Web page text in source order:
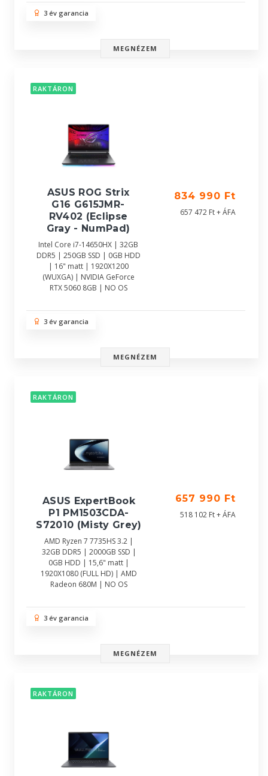
3 év garancia
MEGNÉZEM
RAKTÁRON
ASUS ROG Strix
G16 G615JMR-
RV402 (Eclipse
Gray - NumPad)
Intel Core i7-14650HX | 32GB
DDR5 | 250GB SSD | 0GB HDD
| 16" matt | 1920X1200
(WUXGA) | NVIDIA GeForce
RTX 5060 8GB | NO OS
834 990 Ft
657 472 Ft + ÁFA
3 év garancia
MEGNÉZEM
RAKTÁRON
ASUS ExpertBook
P1 PM1503CDA-
S72010 (Misty Grey)
AMD Ryzen 7 7735HS 3.2 |
32GB DDR5 | 2000GB SSD |
0GB HDD | 15,6" matt |
1920X1080 (FULL HD) | AMD
Radeon 680M | NO OS
657 990 Ft
518 102 Ft + ÁFA
3 év garancia
MEGNÉZEM
RAKTÁRON